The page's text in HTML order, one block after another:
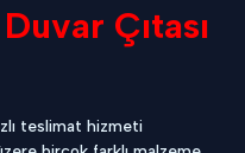
Çıtası
teslimat hizmeti